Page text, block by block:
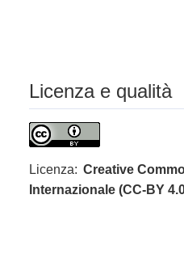
Licenza e qualità
Licenza: Creative
Internazionale (CC-BY